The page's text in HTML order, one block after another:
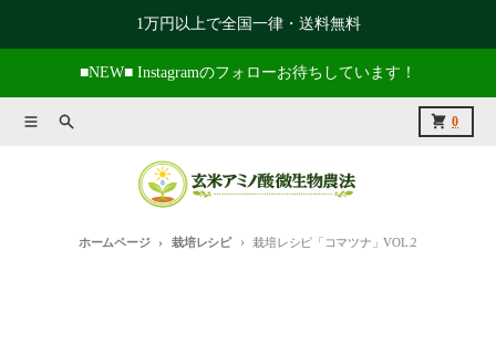
1万円以上で全国一律・送料無料
■NEW■ Instagramのフォローお待ちしています！
メニュー捜索 0
カート
ホームページ 栽培レシピ 栽培レシピ「コマツナ」VOL.2